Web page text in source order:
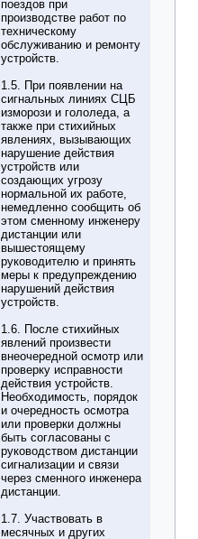
поездов при
производстве работ по
техническому
обслуживанию и ремонту
устройств.
1.5. При появлении на
сигнальных линиях СЦБ
изморози и гололеда, а
также при стихийных
явлениях, вызывающих
нарушение действия
устройств или
создающих угрозу
нормальной их работе,
немедленно сообщить об
этом сменному инженеру
дистанции или
вышестоящему
руководителю и принять
меры к предупреждению
нарушений действия
устройств.
1.6. После стихийных
явлений произвести
внеочередной осмотр или
проверку исправности
действия устройств.
Необходимость, порядок
и очередность осмотра
или проверки должны
быть согласованы с
руководством дистанции
сигнализации и связи
через сменного инженера
дистанции.
1.7. Участвовать в
месячных и других